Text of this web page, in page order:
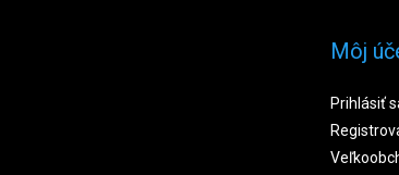
Môj
Prihlásiť